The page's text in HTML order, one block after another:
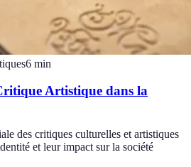
6 min
Artistique dans la
des critiques culturelles et artistiques
et leur impact sur la société